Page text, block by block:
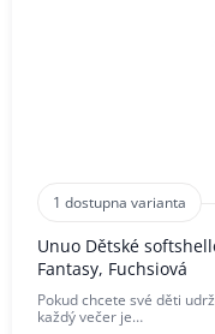
1 dostupna varianta
Unuo Dětské
Fantasy, Fuchsiová
Pokud chcete své děti
každý večer je…